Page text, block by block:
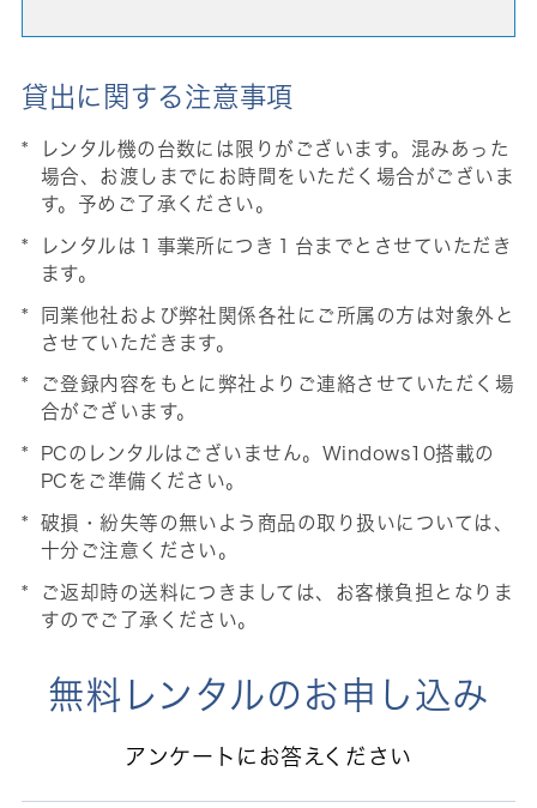
貸出に関する注意事項
レンタル機の台数には限りがございます。混みあった
場合、お渡しまでにお時間をいただく場合がございま
す。予めご了承ください。
レンタルは１事業所につき１台までとさせていただき
ます。
同業他社および弊社関係各社にご所属の方は対象外と
させていただきます。
ご登録内容をもとに弊社よりご連絡させていただく場
合がございます。
PCのレンタルはございません。Windows10搭載の
PCをご準備ください。
破損・紛失等の無いよう商品の取り扱いについては、
十分ご注意ください。
ご返却時の送料につきましては、お客様負担となりま
すのでご了承ください。
無料レンタルのお申し込み
アンケートにお答えください